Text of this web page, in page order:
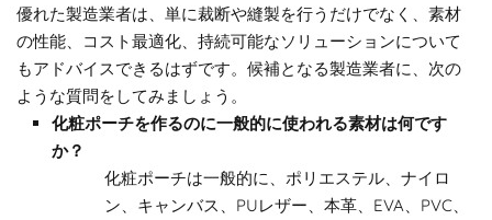
優れた製造業者は、単に裁断や縫製を行うだけでなく、素材
の性能、コスト最適化、持続可能なソリューションについて
もアドバイスできるはずです。候補となる製造業者に、次の
ような質問をしてみましょう。
化粧ポーチを作るのに一般的に使われる素材は何です
か？
化粧ポーチは一般的に、ポリエステル、ナイロ
ン、キャンバス、PUレザー、本革、EVA、PVC、